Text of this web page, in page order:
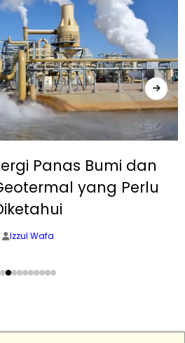
Panas Bumi dan
yang Perlu
Izzul Wafa